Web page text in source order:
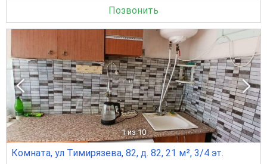
Позвонить
1 из 10
Комната, ул Тимирязева, 82, д. 82, 21 м², 3/4 эт.